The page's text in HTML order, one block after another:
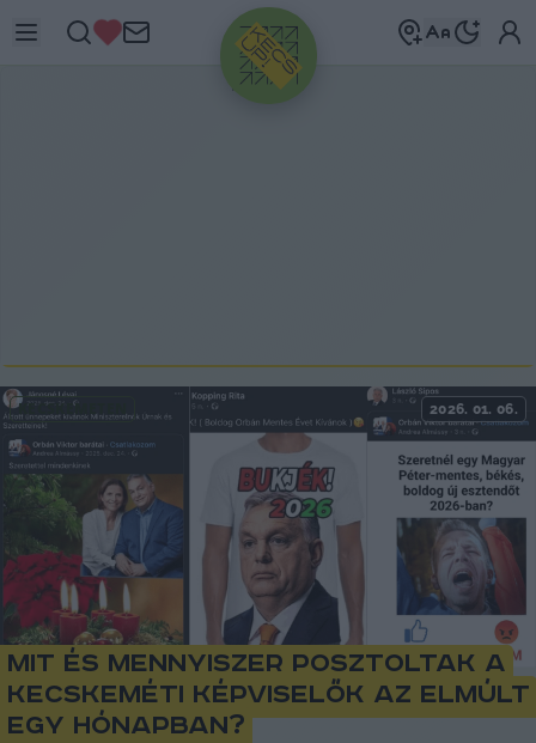
HIRDETÉS
KECSKEMÉTEN 2026. 01. 06.
Mit és mennyiszer posztoltak a
kecskeméti képviselők az elmúlt
egy hónapban?